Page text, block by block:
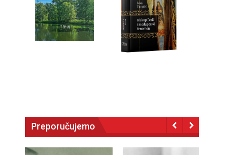
Preporučujemo